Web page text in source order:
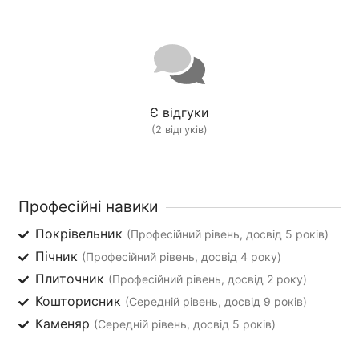
Є відгуки
(2 відгуків)
Професійні навики
Покрівельник (Професійний рівень, досвід 5 років)
Пічник (Професійний рівень, досвід 4 року)
Плиточник (Професійний рівень, досвід 2 року)
Кошторисник (Середній рівень, досвід 9 років)
Каменяр (Середній рівень, досвід 5 років)